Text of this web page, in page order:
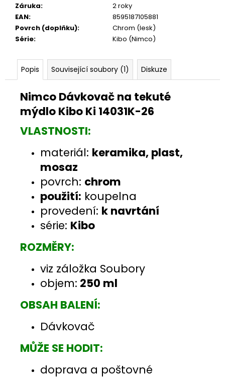
Záruka:
2 roky
EAN:
8595187105881
Povrch (doplňku):
Chrom (lesk)
Série: Kibo (Nimco)
Popis Související soubory (1) Diskuze
Nimco Dávkovač na tekuté
mýdlo Kibo Ki 14031K-26
VLASTNOSTI:
materiál: keramika, plast,
mosaz
povrch: chrom
použití: koupelna
provedení: k navrtání
série: Kibo
ROZMĚRY:
viz záložka Soubory
objem: 250 ml
OBSAH BALENÍ:
Dávkovač
MŮŽE SE HODIT:
doprava a poštovné